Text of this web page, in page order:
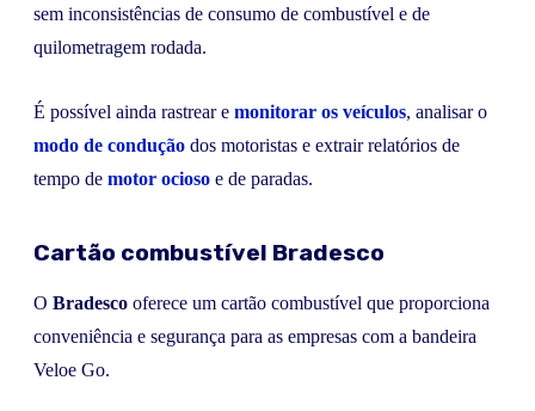
sem inconsistências de consumo de combustível e de
quilometragem rodada.
É possível ainda rastrear e monitorar os veículos, analisar o
modo de condução dos motoristas e extrair relatórios de
tempo de motor ocioso e de paradas.
Cartão combustível Bradesco
O Bradesco oferece um cartão combustível que proporciona
conveniência e segurança para as empresas com a bandeira
Veloe Go.